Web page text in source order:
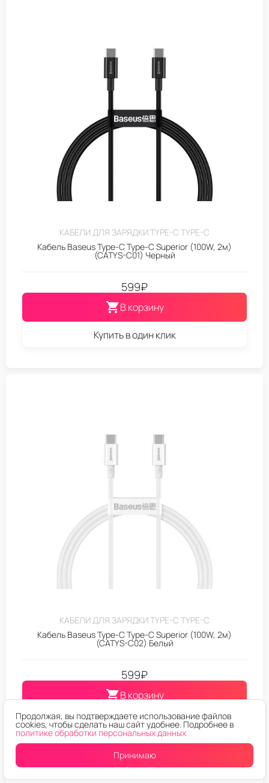
КАБЕЛИ ДЛЯ ЗАРЯДКИ TYPE-C TYPE-C
Кабель Baseus Type-C Type-C Superior (100W, 2м)
(CATYS-C01) Черный
599₽
В корзину
Купить в один клик
КАБЕЛИ ДЛЯ ЗАРЯДКИ TYPE-C TYPE-C
Кабель Baseus Type-C Type-C Superior (100W, 2м)
(CATYS-C02) Белый
599₽
В корзину
Купить в один клик
Продолжая, вы подтверждаете использование файлов
cookies, чтобы сделать наш сайт удобнее. Подробнее в
политике обработки персональных данных
Принимаю